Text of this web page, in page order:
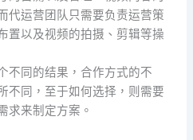
代运营团队只需要负责运营策
置以及视频的拍摄、剪辑等操
不同的结果，合作方式的不
不同，至于如何选择，则需要
求来制定方案。